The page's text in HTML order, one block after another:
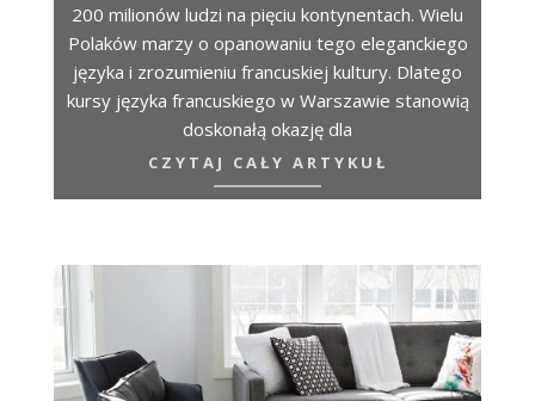
200 milionów ludzi na pięciu kontynentach. Wielu
Polaków marzy o opanowaniu tego eleganckiego
języka i zrozumieniu francuskiej kultury. Dlatego
kursy języka francuskiego w Warszawie stanowią
doskonałą okazję dla
CZYTAJ CAŁY ARTYKUŁ